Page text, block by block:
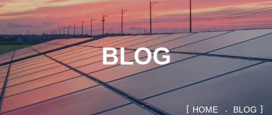
BLOG
HOME BLOG